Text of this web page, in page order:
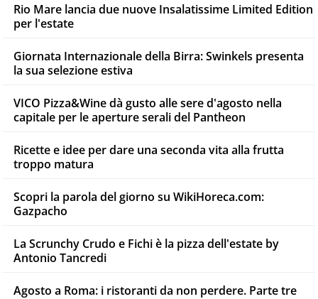
Rio Mare lancia due nuove Insalatissime Limited Edition
per l'estate
Giornata Internazionale della Birra: Swinkels presenta
la sua selezione estiva
VICO Pizza&Wine dà gusto alle sere d'agosto nella
capitale per le aperture serali del Pantheon
Ricette e idee per dare una seconda vita alla frutta
troppo matura
Scopri la parola del giorno su WikiHoreca.com:
Gazpacho
La Scrunchy Crudo e Fichi è la pizza dell'estate by
Antonio Tancredi
Agosto a Roma: i ristoranti da non perdere. Parte tre